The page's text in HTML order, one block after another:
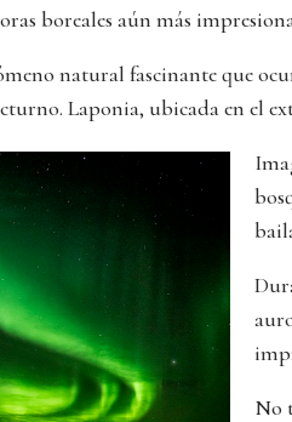
boreales aún más
natural fascinante que
Laponia, ubicada en el
No